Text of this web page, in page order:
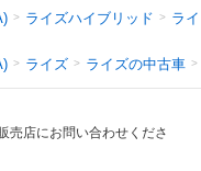
ライズハイブリッド ラ
ライズ ライズの中古車
売店にお問い合わせくださ